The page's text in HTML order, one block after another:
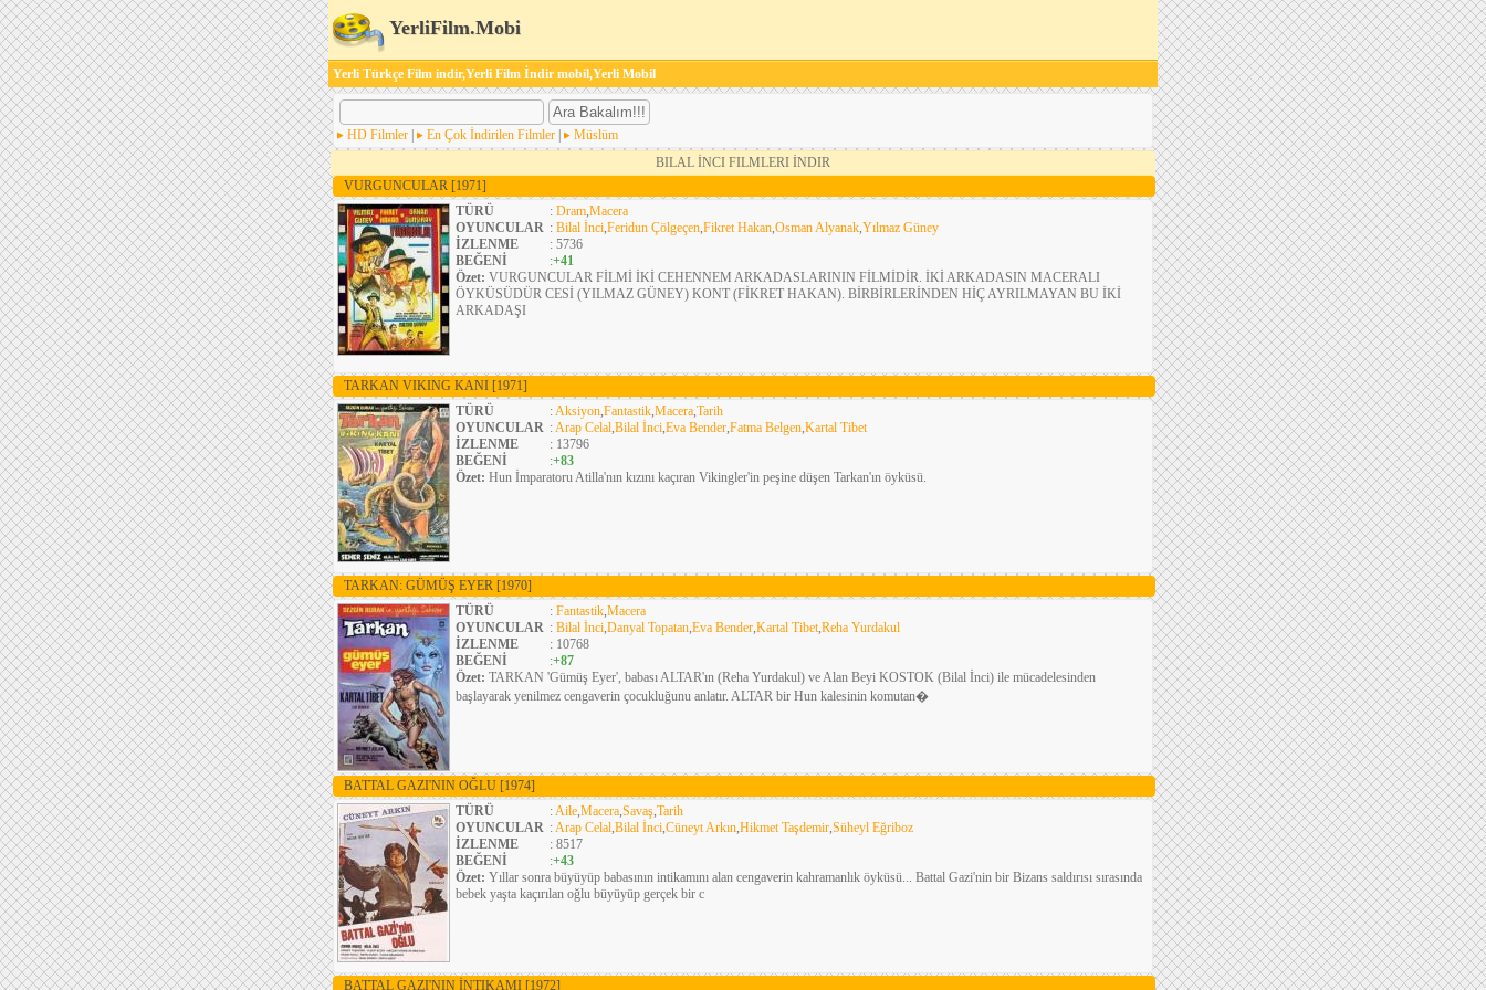
YerliFilm.Mobi
Yerli Türkçe Film indir,Yerli Film İndir mobil,Yerli Mobil
HD Filmler En Çok İndirilen Filmler
Müslüm
BILAL İNCI FILMLERI İNDIR
VURGUNCULAR [1971]
TÜRÜ
: Dram,Macera
OYUNCULAR : Bilal İnci,Feridun Çölgeçen,Fikret Hakan,Osman Alyanak,Yılmaz Güney
İZLENME
: 5736
BEĞENİ
:+41
Özet: VURGUNCULAR FİLMİ İKİ CEHENNEM ARKADASLARININ FİLMİDİR. İKİ ARKADASIN MACERALI
ÖYKÜSÜDÜR CESİ (YILMAZ GÜNEY) KONT (FİKRET HAKAN). BİRBİRLERİNDEN HİÇ AYRILMAYAN BU İKİ
ARKADAŞI
TARKAN VIKING KANI [1971]
TÜRÜ
:Aksiyon,Fantastik,Macera,Tarih
OYUNCULAR :Arap Celal,Bilal İnci,Eva Bender,Fatma Belgen,Kartal Tibet
İZLENME
: 13796
BEĞENİ
:+83
Özet: Hun İmparatoru Atilla'nın kızını kaçıran Vikingler'in peşine düşen Tarkan'ın öyküsü.
TARKAN: GÜMÜŞ EYER [1970]
TÜRÜ
: Fantastik,Macera
OYUNCULAR : Bilal İnci,Danyal Topatan,Eva Bender,Kartal Tibet,Reha Yurdakul
İZLENME
: 10768
BEĞENİ
:+87
Özet: TARKAN 'Gümüş Eyer', babası ALTAR'ın (Reha Yurdakul) ve Alan Beyi KOSTOK (Bilal İnci) ile mücadelesinden
başlayarak yenilmez cengaverin çocukluğunu anlatır. ALTAR bir Hun kalesinin komutan�
BATTAL GAZI'NIN OĞLU [1974]
TÜRÜ
:Aile,Macera,Savaş,Tarih
OYUNCULAR :Arap Celal,Bilal İnci,Cüneyt Arkın,Hikmet Taşdemir,Süheyl Eğriboz
İZLENME
: 8517
BEĞENİ
:+43
Özet: Yıllar sonra büyüyüp babasının intikamını alan cengaverin kahramanlık öyküsü... Battal Gazi'nin bir Bizans saldırısı sırasında
bebek yaşta kaçırılan oğlu büyüyüp gerçek bir c
BATTAL GAZI'NIN İNTIKAMI [1972]